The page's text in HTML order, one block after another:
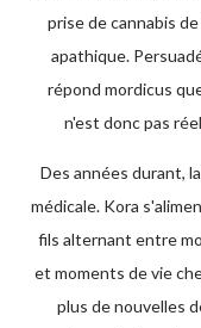
prise de cannabis
apathique.
répond mordicus
n'est donc pas
Des années durant,
médicale. Kora
fils alternant entre
et moments de vie
plus de nouvelles